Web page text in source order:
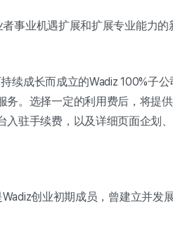
事业机遇扩展和扩展专业能力的
续成长而成立的Wadiz 100%子
。选择一定的利用费后，将提
驻手续费，以及详细页面企划
创业初期成员，曾建立并发